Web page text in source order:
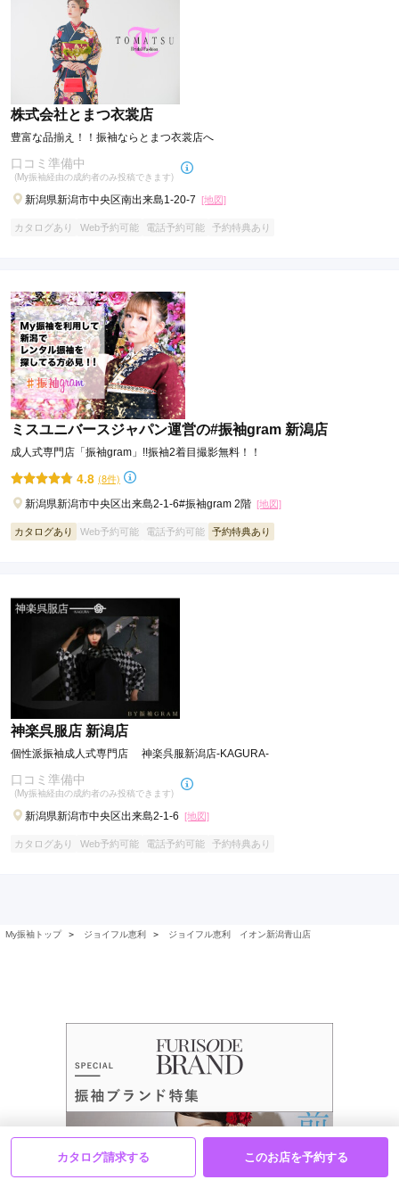
カタログ請求する このお店を予約する
※特別価格商品につき、一部特典内容が異なります。
※特別価格商品につき、一部特典内容が異なります。
※一部対象外商品がございます。
株式会社とまつ衣裳店
豊富な品揃え！！振袖ならとまつ衣裳店へ
口コミ準備中
(My振袖経由の成約者のみ投稿できます)
新潟県新潟市中央区南出来島1-20-7 [地図]
カタログあり Web予約可能 電話予約可能 予約特典あり
ミスユニバースジャパン運営の#振袖gram 新潟店
成人式専門店「振袖gram」!!振袖2着目撮影無料！！
4.8 (8件)
新潟県新潟市中央区出来島2-1-6#振袖gram 2階 [地図]
カタログあり Web予約可能 電話予約可能 予約特典あり
神楽呉服店 新潟店
個性派振袖成人式専門店 神楽呉服新潟店-KAGURA-
口コミ準備中
(My振袖経由の成約者のみ投稿できます)
新潟県新潟市中央区出来島2-1-6 [地図]
カタログあり Web予約可能 電話予約可能 予約特典あり
My振袖トップ ＞ ジョイフル恵利 ＞ ジョイフル恵利 イオン新潟青山店